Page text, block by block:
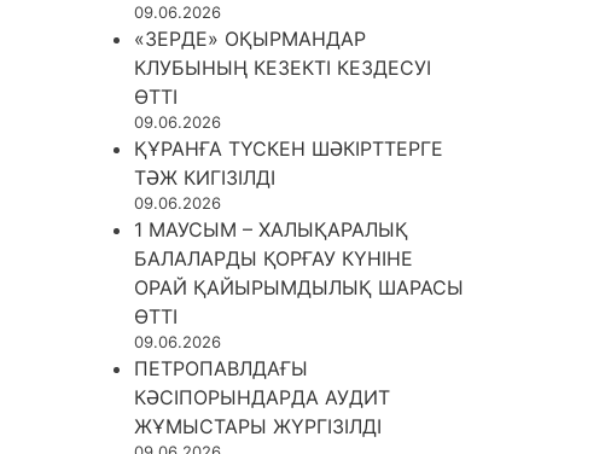
09.06.2026
«ЗЕРДЕ» ОҚЫРМАНДАР
КЛУБЫНЫҢ КЕЗЕКТІ КЕЗДЕСУІ
ӨТТІ
09.06.2026
ҚҰРАНҒА ТҮСКЕН ШӘКІРТТЕРГЕ
ТӘЖ КИГІЗІЛДІ
09.06.2026
1 МАУСЫМ – ХАЛЫҚАРАЛЫҚ
БАЛАЛАРДЫ ҚОРҒАУ КҮНІНЕ
ОРАЙ ҚАЙЫРЫМДЫЛЫҚ ШАРАСЫ
ӨТТІ
09.06.2026
ПЕТРОПАВЛДАҒЫ
КӘСІПОРЫНДАРДА АУДИТ
ЖҰМЫСТАРЫ ЖҮРГІЗІЛДІ